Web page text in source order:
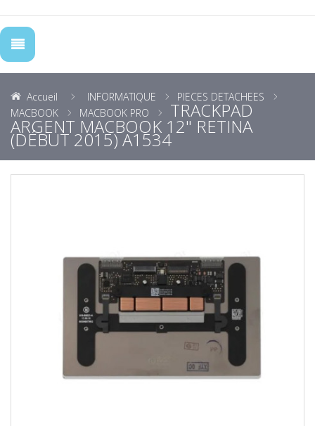
Accueil INFORMATIQUE
PIECES DETACHEES
MACBOOK
MACBOOK PRO TRACKPAD
ARGENT MACBOOK 12" RETINA
(DÉBUT 2015) A1534